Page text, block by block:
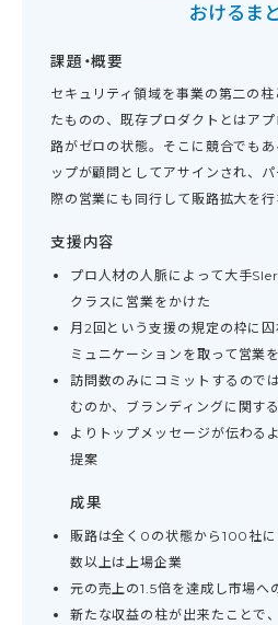
おけるま
課題・概要
セキュリティ領域を事業の第二の
たものの、既存プロダクトとはア
路がゼロの状態。そこに競合でも
ップが顧問としてアサインされ、
際の営業にも同行して販路拡大を行
支援内容
プロ人材の人脈によって大手
クラスに営業をかけた
月2回という支援の規定の枠に
ミュニケーションを取って営業
訪問数のみにコミットするので
むのか、ブランディングに関す
よりトップメッセージが伝わる
提案
成果
販路は全く0の状態から100社
数以上は上場企業
元の売上の1.5倍を達成し市場へ
新たな収益の柱が出来たことで